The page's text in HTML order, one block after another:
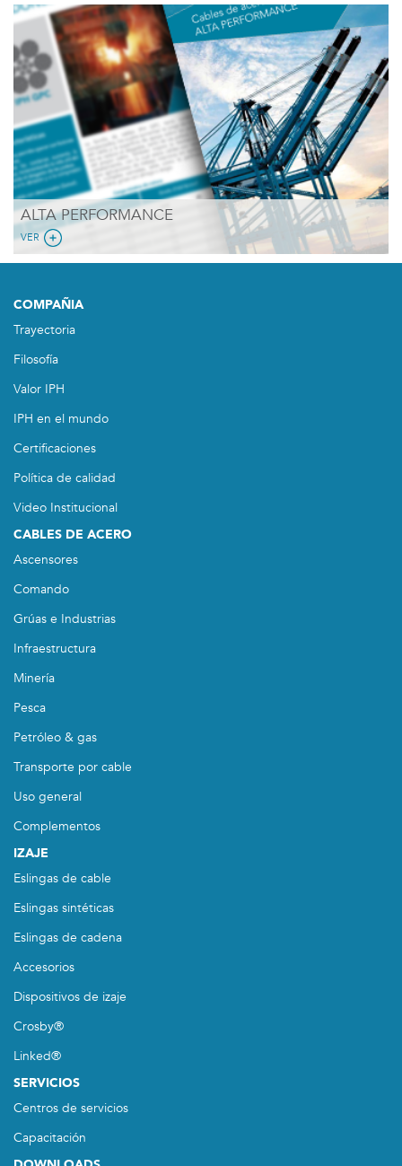
ALTA PERFORMANCE
VER
COMPAÑIA
Trayectoria
Filosofía
Valor IPH
IPH en el mundo
Certificaciones
Política de calidad
Video Institucional
CABLES DE ACERO
Ascensores
Comando
Grúas e Industrias
Infraestructura
Minería
Pesca
Petróleo & gas
Transporte por cable
Uso general
Complementos
IZAJE
Eslingas de cable
Eslingas sintéticas
Eslingas de cadena
Accesorios
Dispositivos de izaje
Crosby®
Linked®
SERVICIOS
Centros de servicios
Capacitación